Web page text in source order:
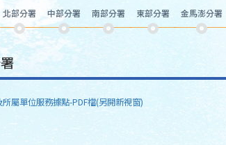
北部分署 中部分署 南部分署 東部分署 金馬澎分署
屬單位服務據點-PDF檔(另開新視窗)